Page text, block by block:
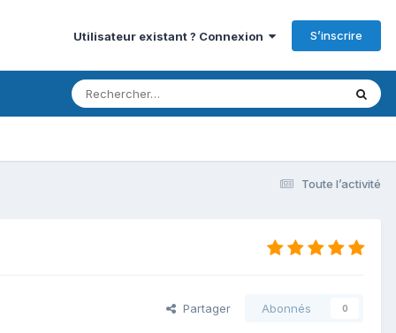
Utilisateur existant ? Connexion S’inscrire
Toute l’activité
Partager Abonnés 0